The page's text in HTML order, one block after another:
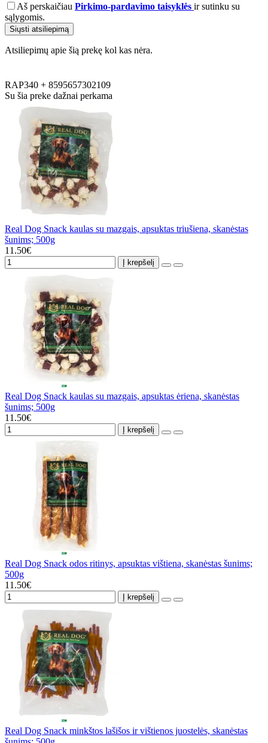
Aš perskaičiau Pirkimo-pardavimo taisyklės ir sutinku su
sąlygomis.
Siųsti atsiliepimą
Atsiliepimų apie šią prekę kol kas nėra.
RAP340 + 8595657302109
Su šia preke dažnai perkama
Real Dog Snack kaulas su mazgais, apsuktas triušiena, skanėstas
šunims; 500g
11.50€
Į krepšelį
Real Dog Snack kaulas su mazgais, apsuktas ėriena, skanėstas
šunims; 500g
11.50€
Į krepšelį
Real Dog Snack odos ritinys, apsuktas vištiena, skanėstas šunims;
500g
11.50€
Į krepšelį
Real Dog Snack minkštos lašišos ir vištienos juostelės, skanėstas